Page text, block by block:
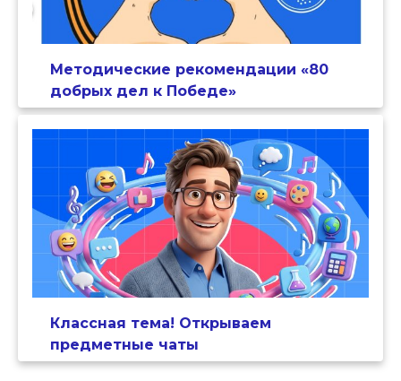
Методические рекомендации «80
добрых дел к Победе»
Классная тема! Открываем
предметные чаты